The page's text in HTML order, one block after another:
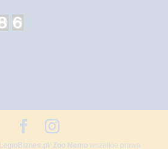
LegioBiznes.pl / Zoo Nemowszelkie prawa